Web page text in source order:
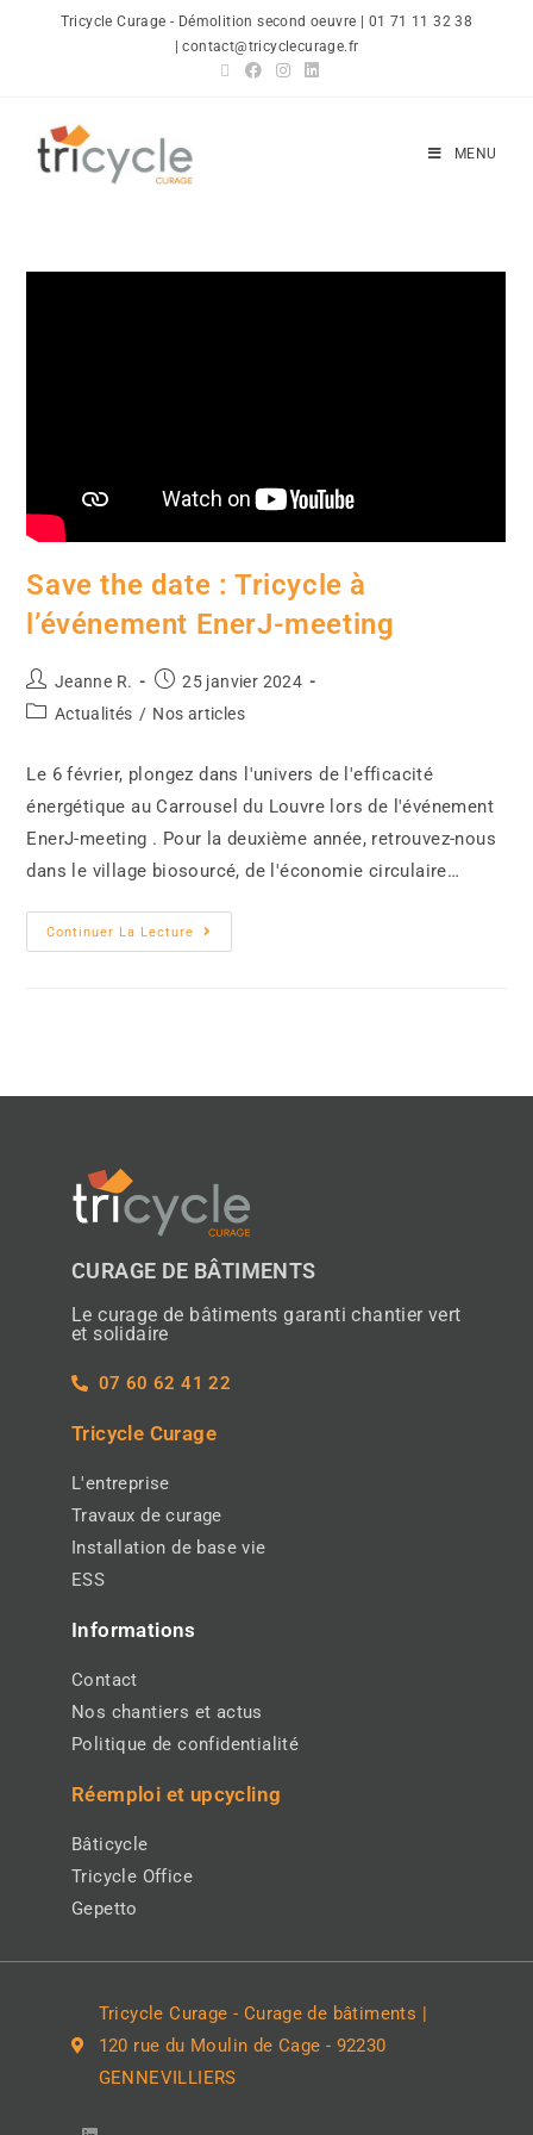
Tricycle Curage - Démolition second oeuvre | 01 71 11 32 38
| contact@tricyclecurage.fr
MENU
Save the date : Tricycle à
l’événement EnerJ-meeting
Jeanne R.
25 janvier 2024
Actualités / Nos articles
Le 6 février, plongez dans l'univers de l'efficacité
énergétique au Carrousel du Louvre lors de l'événement
EnerJ-meeting . Pour la deuxième année, retrouvez-nous
dans le village biosourcé, de l'économie circulaire…
Continuer La Lecture
CURAGE DE BÂTIMENTS
Le curage de bâtiments garanti chantier vert
et solidaire
07 60 62 41 22
Tricycle Curage
L'entreprise
Travaux de curage
Installation de base vie
ESS
Informations
Contact
Nos chantiers et actus
Politique de confidentialité
Réemploi et upcycling
Bâticycle
Tricycle Office
Gepetto
Tricycle Curage - Curage de bâtiments |
120 rue du Moulin de Cage - 92230
GENNEVILLIERS